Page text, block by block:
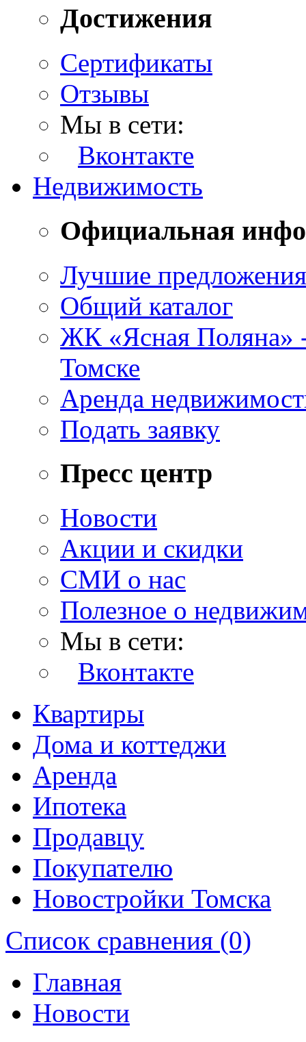
Достижения
Сертификаты
Отзывы
Мы в сети:
Вконтакте
Недвижимость
Официальная
Лучшие предложения
Общий каталог
ЖК «Ясная Поляна»
Томске
Аренда
Подать заявку
Пресс центр
Новости
Акции и скидки
СМИ о нас
Полезное о
Мы в сети:
Вконтакте
Квартиры
Дома и коттеджи
Аренда
Ипотека
Продавцу
Покупателю
Новостройки Томска
Список сравнения (0)
Главная
Новости